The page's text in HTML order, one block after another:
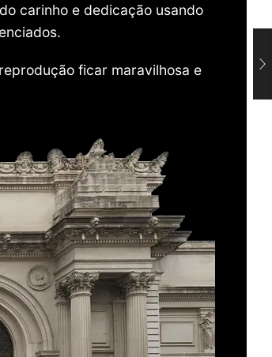
carinho e dedicação usando
ficar maravilhosa e